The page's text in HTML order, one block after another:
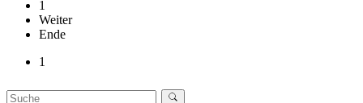
1
Weiter
Ende
1